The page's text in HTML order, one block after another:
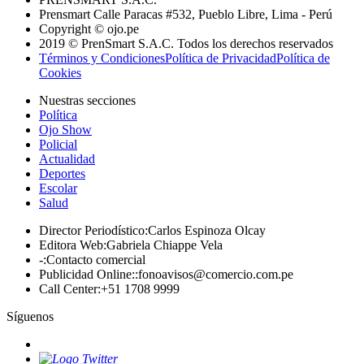
Prensmart Calle Paracas #532, Pueblo Libre, Lima - Perú
Copyright © ojo.pe
2019 © PrenSmart S.A.C. Todos los derechos reservados
Términos y CondicionesPolítica de PrivacidadPolítica de
Cookies
Nuestras secciones
Política
Ojo Show
Policial
Actualidad
Deportes
Escolar
Salud
Director Periodístico:Carlos Espinoza Olcay
Editora Web:Gabriela Chiappe Vela
-:Contacto comercial
Publicidad Online::fonoavisos@comercio.com.pe
Call Center:+51 1708 9999
Síguenos